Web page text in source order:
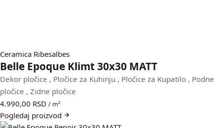
Ceramica Ribesalbes
Belle Epoque Klimt 30x30 MATT
Dekor pločice , Pločice za Kuhinju , Pločice za Kupatilo , Podne
pločice , Zidne pločice
4.990,00 RSD / m²
Pogledaj proizvod